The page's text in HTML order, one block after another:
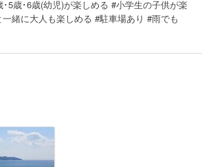
5歳･6歳(幼児)が楽しめる #小学生の子供が楽
緒に大人も楽しめる #駐車場あり #雨でも